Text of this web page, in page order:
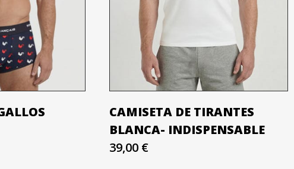
CAMISETA DE TIRANTES
BLANCA- INDISPENSABLE
39,00 €